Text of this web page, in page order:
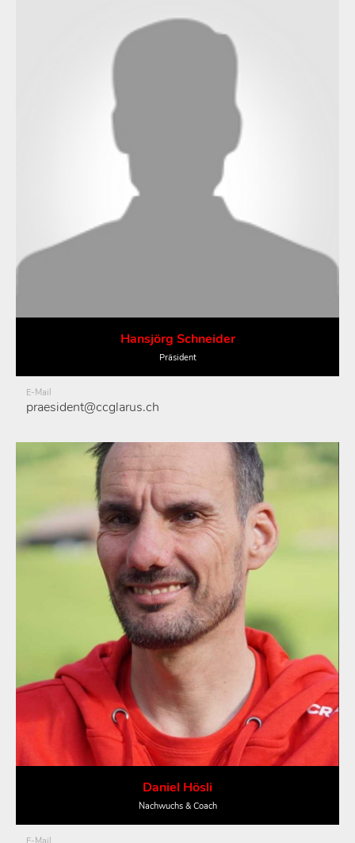
Hansjörg Schneider
Präsident
E-Mail
praesident@ccglarus.ch
Daniel Hösli
Nachwuchs & Coach